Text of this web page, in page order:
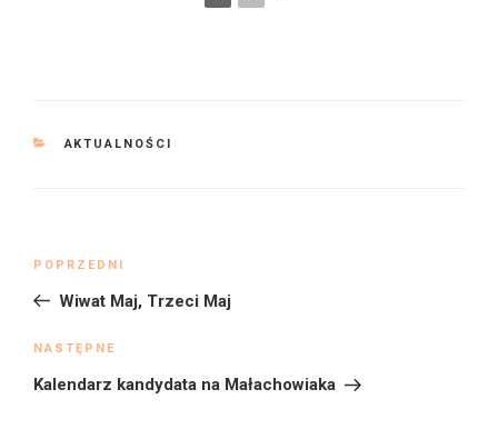
KATEGORIE
AKTUALNOŚCI
Poprzedni
wpis
POPRZEDNI
Wiwat Maj, Trzeci Maj
Następny
wpis
NASTĘPNE
Kalendarz kandydata na Małachowiaka